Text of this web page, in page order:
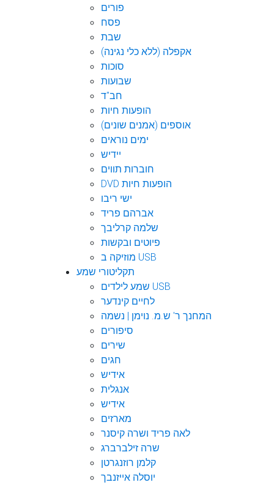
פורים
פסח
שבת
אקפלה (ללא כלי נגינה)
סוכות
שבועות
חב"ד
הופעות חיות
אוספים (אמנים שונים)
ימים נוראים
יידיש
חוברות תווים
DVD הופעות חיות
ישי ריבו
אברהם פריד
שלמה קרליבך
פיוטים ובקשות
מוזיקה ב USB
תקליטורי שמע
שמע לילדים USB
לחיים קינדער
המחנך ר' ש.מ. נוימן | נשמה
סיפורים
שירים
חגים
אידיש
אנגלית
אידיש
מארזים
לאה פריד ושרה קיסנר
שרה זילברברג
קלמן רוזנגרטן
יוסלה אייזנבך